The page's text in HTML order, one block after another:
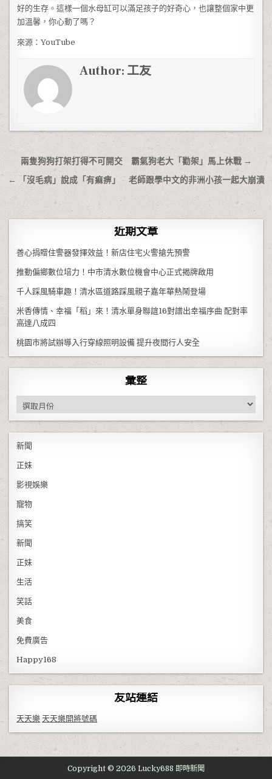
好的生存。這樣一個水母缸可以滿足孩子的好奇心，也讓整個家中更
加溫馨，你心動了嗎？
來源：YouTube
Author: 工友
文章導覽
兩隻狗狗打架打得不可開交 霸氣狗老大「勸架」馬上休戰 →
← 「沒毛病」說成「有痲痹」 老師跟學中文的非洲小孩一起大崩潰
近期文章
善心捐贈住警器發揮效益！新店住宅火警搶先預警
推動偏鄉數位培力！中市清水數位機會中心正式揭牌啟用
千人踩風騎車趣！清水區道路踩風親子嘉年華熱鬧登場
米香傳情、幸福「稻」來！清水單身聯誼16對譜出幸福序曲 配對率
高達八成四
桃園市將試辦導入行穿線照明設備 提升夜間行人安全
彙整
彙整
新聞
正妹
影視娛樂
寵物
搞笑
新聞
正妹
生活
笑話
美食
免費廣告
Happy168
友站連結
天天樂 天天樂開將號碼
Copyright © 2026 Lucky688 即時新聞